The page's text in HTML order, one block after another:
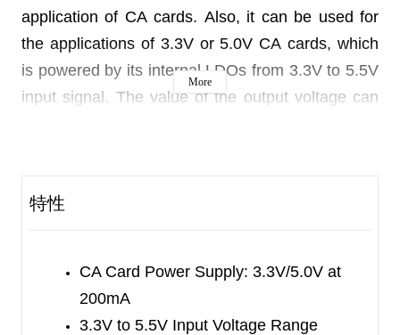
application of CA cards. Also, it can be used for
the applications of 3.3V or 5.0V CA cards, which
is powered by its internal LDOs from 3.3V to 5.5V
input signal. The value of the output voltage can
200mA.
1.6V to 3.3V or 5.0V interface. The lifespan of the
battery can be enhanced as the 100μA (TYP)
operating current and 1μA (MAX) shutdown
More
特性
CA Card Power Supply: 3.3V/5.0V at
200mA
3.3V to 5.5V Input Voltage Range